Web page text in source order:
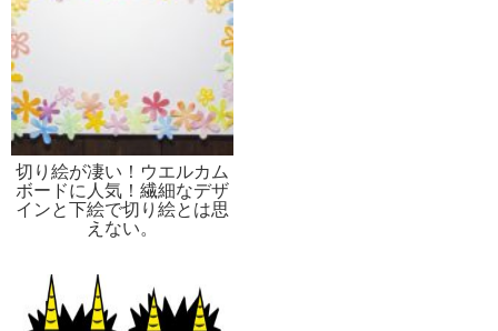
切り絵が凄い！ウエルカム
ボードに人気！繊細なデザ
インと下絵で切り絵とは思
えない。